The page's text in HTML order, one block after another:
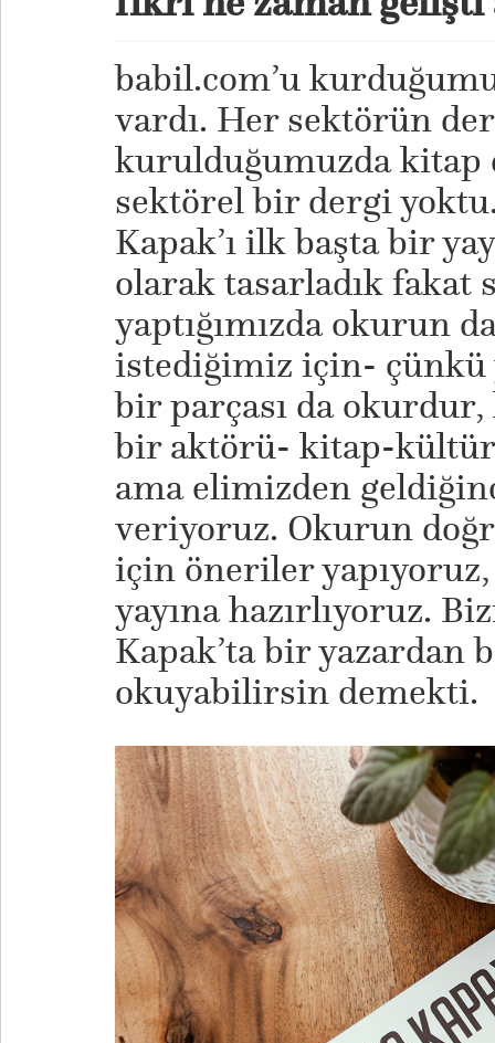
babil.com’u
vardı. Her sektörün
kurulduğumuzda kitap
sektörel bir dergi
Kapak’ı ilk başta bir
olarak tasarladık
yaptığımızda okurun
istediğimiz için- çünkü
bir parçası da
bir aktörü- kitap-kültür
ama elimizden
veriyoruz. Okurun
için öneriler
yayına hazırlıyoruz.
Kapak’ta bir yazardan
okuyabilirsin demekti.